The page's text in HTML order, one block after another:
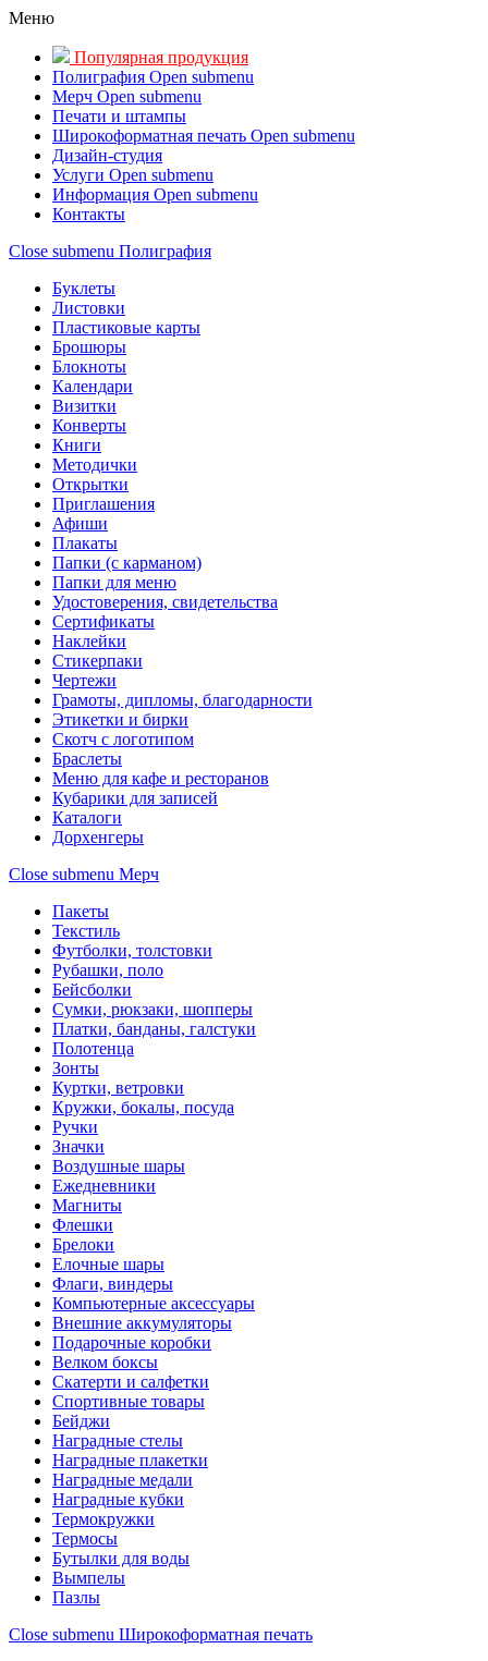
Меню
Популярная продукция
Полиграфия Open submenu
Мерч Open submenu
Печати и штампы
Широкоформатная печать Open submenu
Дизайн-студия
Услуги Open submenu
Информация Open submenu
Контакты
Close submenu Полиграфия
Буклеты
Листовки
Пластиковые карты
Брошюры
Блокноты
Календари
Визитки
Конверты
Книги
Методички
Открытки
Приглашения
Афиши
Плакаты
Папки (с карманом)
Папки для меню
Удостоверения, свидетельства
Сертификаты
Наклейки
Стикерпаки
Чертежи
Грамоты, дипломы, благодарности
Этикетки и бирки
Скотч с логотипом
Браслеты
Меню для кафе и ресторанов
Кубарики для записей
Каталоги
Дорхенгеры
Close submenu Мерч
Пакеты
Текстиль
Футболки, толстовки
Рубашки, поло
Бейсболки
Cумки, рюкзаки, шопперы
Платки, банданы, галстуки
Полотенца
Зонты
Куртки, ветровки
Кружки, бокалы, посуда
Ручки
Значки
Воздушные шары
Ежедневники
Магниты
Флешки
Брелоки
Елочные шары
Флаги, виндеры
Компьютерные аксессуары
Внешние аккумуляторы
Подарочные коробки
Велком боксы
Скатерти и салфетки
Спортивные товары
Бейджи
Наградные стелы
Наградные плакетки
Наградные медали
Наградные кубки
Термокружки
Термосы
Бутылки для воды
Вымпелы
Пазлы
Close submenu Широкоформатная печать